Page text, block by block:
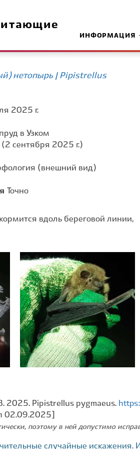
ИНФОРМАЦИЯ
нетопырь | Pipistrellus
2025 г.
в Узком
(2 сентября 2025 г.)
(внешний вид)
Точно
вдоль береговой линии,
2025. Pipistrellus pygmaeus.
02.09.2025]
поэтому в ней допустимо
случайные искажения.